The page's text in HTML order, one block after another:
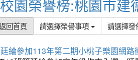
校園榮譽榜:桃園市建
回首頁 請選擇榮譽事項 請選擇發
綸參加113年第二期小桃子樂園網